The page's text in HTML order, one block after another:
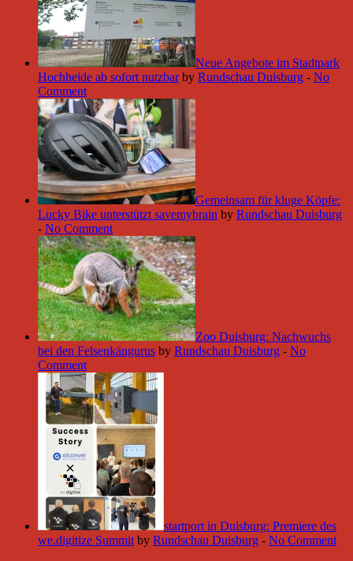
Neue Angebote im Stadtpark
Hochheide ab sofort nutzbar by Rundschau Duisburg - No
Comment
Gemeinsam für kluge Köpfe:
Lucky Bike unterstützt savemybrain by Rundschau Duisburg
- No Comment
Zoo Duisburg: Nachwuchs
bei den Felsenkängurus by Rundschau Duisburg - No
Comment
startport in Duisburg: Premiere des
we.digitize Summit by Rundschau Duisburg - No Comment